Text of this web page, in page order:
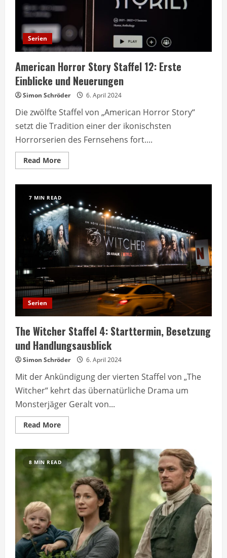
Serie
Serien
American Horror Story Staffel 12: Erste
Einblicke und Neuerungen
Simon Schröder 6. April 2024
Die zwölfte Staffel von „American Horror Story“
setzt die Tradition einer der ikonischsten
Horrorserien des Fernsehens fort....
Read MoreRead
more
Story
Staffel
12:
Erste
Einblicke
und
Neuerungen
7 MIN READ
Serien
The Witcher Staffel 4: Starttermin, Besetzung
und Handlungsausblick
Simon Schröder 6. April 2024
Mit der Ankündigung der vierten Staffel von „The
Witcher“ kehrt das übernatürliche Drama um
Monsterjäger Geralt von...
Read MoreRead
more
Witcher
Staffel
4:
Starttermin,
Besetzung
und
Handlungsausblick
8 MIN READ